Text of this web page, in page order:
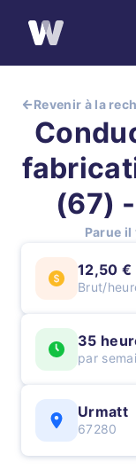
Revenir à la
(67)
Parue il
12,50 €
Brut/
35
par
Urmatt
67280